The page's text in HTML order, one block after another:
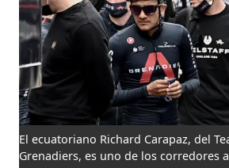
El ecuatoriano Richard Carapaz, del
Grenadiers, es uno de los corredores